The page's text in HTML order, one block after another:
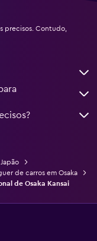
precisos. Contudo,
de carros em Osaka
de Osaka Kansai